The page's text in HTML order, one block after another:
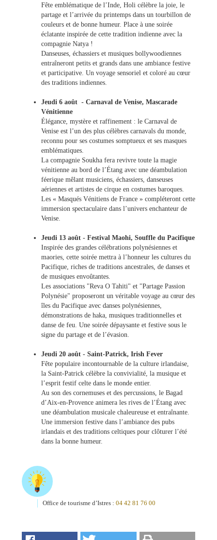
Fête emblématique de l’Inde, Holi célèbre la joie, le
partage et l’arrivée du printemps dans un tourbillon de
couleurs et de bonne humeur. Place à une soirée
éclatante inspirée de cette tradition indienne avec la
compagnie Natya !
Danseuses, échassiers et musiques bollywoodiennes
entraîneront petits et grands dans une ambiance festive
et participative. Un voyage sensoriel et coloré au cœur
des traditions indiennes.
Jeudi 6 août - Carnaval de Venise, Mascarade
Vénitienne
Élégance, mystère et raffinement : le Carnaval de
Venise est l’un des plus célèbres carnavals du monde,
reconnu pour ses costumes somptueux et ses masques
emblématiques.
La compagnie Soukha fera revivre toute la magie
vénitienne au bord de l’Étang avec une déambulation
féerique mêlant musiciens, échassiers, danseuses
aériennes et artistes de cirque en costumes baroques.
Les « Masqués Vénitiens de France » compléteront cette
immersion spectaculaire dans l’univers enchanteur de
Venise.
Jeudi 13 août - Festival Maohi, Souffle du Pacifique
Inspirée des grandes célébrations polynésiennes et
maories, cette soirée mettra à l’honneur les cultures du
Pacifique, riches de traditions ancestrales, de danses et
de musiques envoûtantes.
Les associations "Reva O Tahiti" et "Partage Passion
Polynésie" proposeront un véritable voyage au cœur des
îles du Pacifique avec danses polynésiennes,
démonstrations de haka, musiques traditionnelles et
danse de feu. Une soirée dépaysante et festive sous le
signe du partage et de l’évasion.
Jeudi 20 août - Saint-Patrick, Irish Fever
Fête populaire incontournable de la culture irlandaise,
la Saint-Patrick célèbre la convivialité, la musique et
l’esprit festif celte dans le monde entier.
Au son des cornemuses et des percussions, le Bagad
d’Aix-en-Provence animera les rives de l’Étang avec
une déambulation musicale chaleureuse et entraînante.
Une immersion festive dans l’ambiance des pubs
irlandais et des traditions celtiques pour clôturer l’été
dans la bonne humeur.
Office de tourisme d’Istres : 04 42 81 76 00